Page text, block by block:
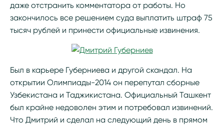
даже отстранить комментатора от работы. Но
закончилось все решением суда выплатить штраф 75
тысяч рублей и принести официальные извинения.
Был в карьере Губерниева и другой скандал. На
открытии Олимпиады-2014 он перепутал сборные
Узбекистана и Таджикистана. Официальный Ташкент
был крайне недоволен этим и потребовал извинений.
Что Дмитрий и сделал на следующий день в прямом